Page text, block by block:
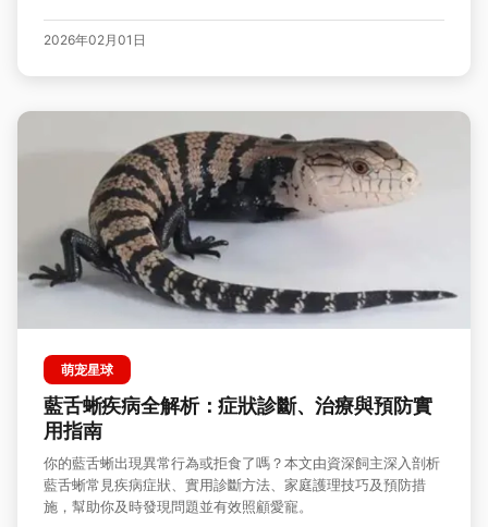
2026年02月01日
萌宠星球
藍舌蜥疾病全解析：症狀診斷、治療與預防實
用指南
你的藍舌蜥出現異常行為或拒食了嗎？本文由資深飼主深入剖析
藍舌蜥常見疾病症狀、實用診斷方法、家庭護理技巧及預防措
施，幫助你及時發現問題並有效照顧愛寵。